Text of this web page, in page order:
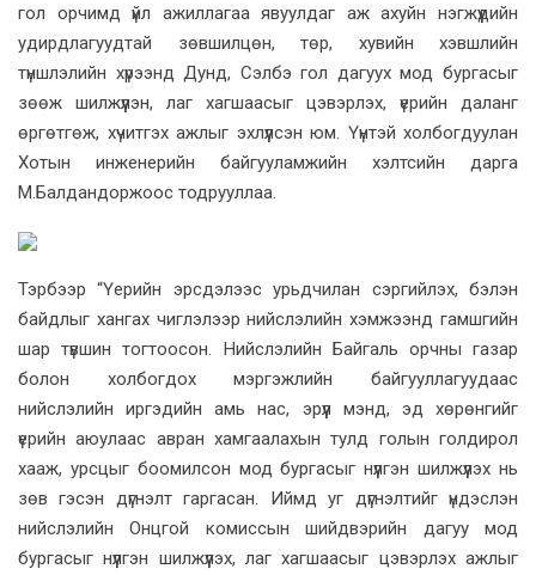
гол орчимд үйл ажиллагаа явуулдаг аж ахуйн нэгжүүдийн
удирдлагуудтай зөвшилцөн, төр, хувийн хэвшлийн
түншлэлийн хүрээнд Дунд, Сэлбэ гол дагуух мод бургасыг
зөөж шилжүүлэн, лаг хагшаасыг цэвэрлэх, үерийн даланг
өргөтгөж, хүчитгэх ажлыг эхлүүлсэн юм. Үүнтэй холбогдуулан
Хотын инженерийн байгууламжийн хэлтсийн дарга
М.Балдандоржоос тодрууллаа.
Тэрбээр “Үерийн эрсдэлээс урьдчилан сэргийлэх, бэлэн
байдлыг хангах чиглэлээр нийслэлийн хэмжээнд гамшгийн
шар түвшин тогтоосон. Нийслэлийн Байгаль орчны газар
болон холбогдох мэргэжлийн байгууллагуудаас
нийслэлийн иргэдийн амь нас, эрүүл мэнд, эд хөрөнгийг
үерийн аюулаас авран хамгаалахын тулд голын голдирол
хааж, урсцыг боомилсон мод бургасыг нүүлгэн шилжүүлэх нь
зөв гэсэн дүгнэлт гаргасан. Иймд уг дүгнэлтийг үндэслэн
нийслэлийн Онцгой комиссын шийдвэрийн дагуу мод
бургасыг нүүлгэн шилжүүлэх, лаг хагшаасыг цэвэрлэх ажлыг